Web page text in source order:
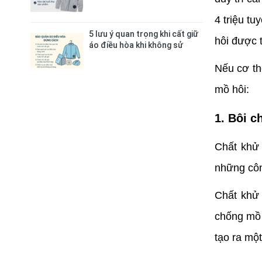
5 lưu ý quan trọng khi cất giữ
áo điều hòa khi không sử
4 triệu
hôi được
Nếu cơ
mồ hôi:
1. Bôi
Chất
những
Chất
chống
tạo ra